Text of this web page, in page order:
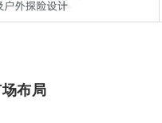
布局